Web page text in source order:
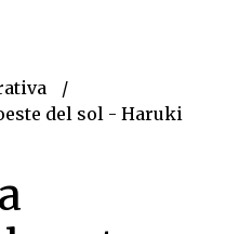
del sol - Haruki